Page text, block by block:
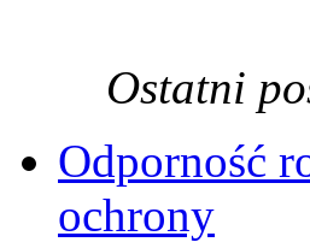
Ostatni
Odporność
ochrony